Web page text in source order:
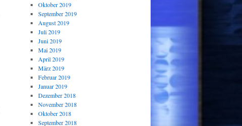
Oktober 2019
September 2019
August 2019
Juli 2019
Juni 2019
Mai 2019
April 2019
März 2019
Februar 2019
Januar 2019
Dezember 2018
November 2018
Oktober 2018
September 2018